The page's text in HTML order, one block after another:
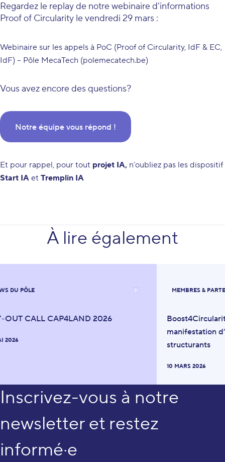
Regardez le replay de notre webinaire d’informations
Proof of Circularity le vendredi 29 mars :
Webinaire sur les appels à PoC (Proof of Circularity, IdF & EC,
IdF) – Pôle MecaTech (polemecatech.be)
Vous avez encore des questions?
Notre équipe vous répond !
Et pour rappel, pour tout projet IA, n’oubliez pas les dispositif
Start IA et Tremplin IA
À lire également
OUT CALL CAP4LAND 2026
2026
DU PÔLE
manifestation
structurants
10 MARS 2026
MEMBRES &
Inscrivez-vous à notre
newsletter et restez
informé·e